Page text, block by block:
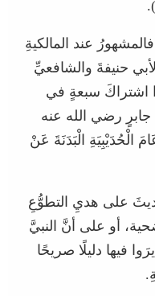
عند المالكيةِ
حنيفةَ والشافعيِّ
اشتراكَ سبعةٍ في
جابرٍ رضي الله عنه
الْحُدَيْبِيَةِ الْبَدَنَةَ عَنْ
على هديِ التطوُّعِ
أو على أنَّ النبيَّ
فيها دليلًا صريحًا